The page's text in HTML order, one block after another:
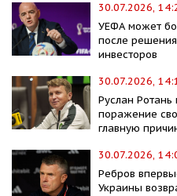
30.07.2026,
УЕФА может
после
инвесторов
30.07.2026,
Руслан
поражение
главную
30.07.2026,
Ребров
Украины